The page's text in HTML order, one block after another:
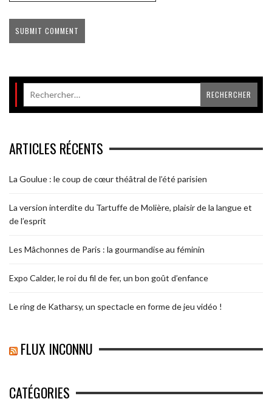
ARTICLES RÉCENTS
La Goulue : le coup de cœur théâtral de l’été parisien
La version interdite du Tartuffe de Molière, plaisir de la langue et
de l’esprit
Les Mâchonnes de Paris : la gourmandise au féminin
Expo Calder, le roi du fil de fer, un bon goût d’enfance
Le ring de Katharsy, un spectacle en forme de jeu vidéo !
FLUX INCONNU
CATÉGORIES